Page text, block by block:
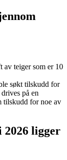
av teiger som er 10
søkt tilskudd for
på en
tilskudd for noe av
2026 ligger